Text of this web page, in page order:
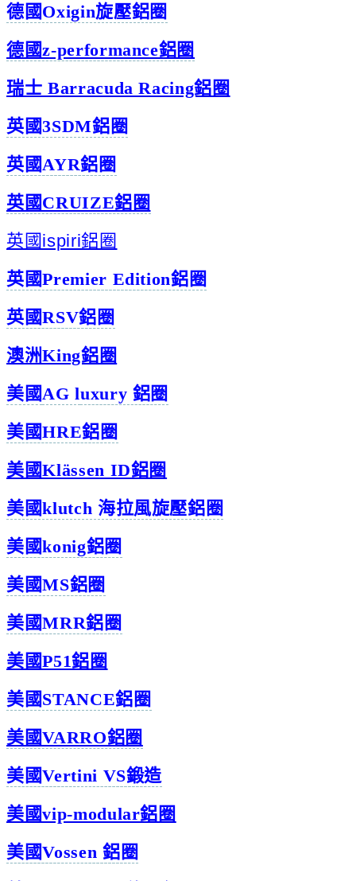
德國Oxigin旋壓鋁圈
德國z-performance鋁圈
瑞士 Barracuda Racing鋁圈
英國3SDM鋁圈
英國AYR鋁圈
英國CRUIZE鋁圈
英國ispiri鋁圈
英國Premier Edition鋁圈
英國RSV鋁圈
澳洲King鋁圈
美國AG luxury 鋁圈
美國HRE鋁圈
美國Klässen ID鋁圈
美國klutch 海拉風旋壓鋁圈
美國konig鋁圈
美國MS鋁圈
美國MRR鋁圈
美國P51鋁圈
美國STANCE鋁圈
美國VARRO鋁圈
美國Vertini VS鍛造
美國vip-modular鋁圈
美國Vossen 鋁圈